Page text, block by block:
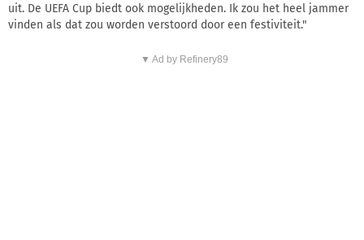
uit. De UEFA Cup biedt ook mogelijkheden. Ik zou het heel jammer
vinden als dat zou worden verstoord door een festiviteit."
▼ Ad by Refinery89